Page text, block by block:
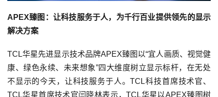
APEX臻图：让科技服务于人，为千行百业提供领先的显示
解决方案
TCL华星先进显示技术品牌APEX臻图以“宜人画质、视觉健
康、绿色永续、未来想象”四大维度树立显示标杆，在无处
不显示的今天，让科技服务于人。TCL科技首席技术官、
TCL华星首席技术官闫晓林表示，TCL华星以APEX臻图树